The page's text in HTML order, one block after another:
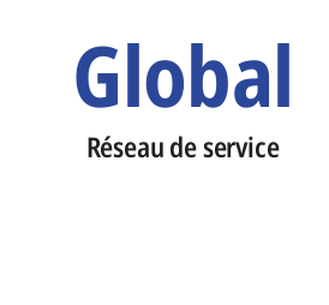
Global
Réseau de service